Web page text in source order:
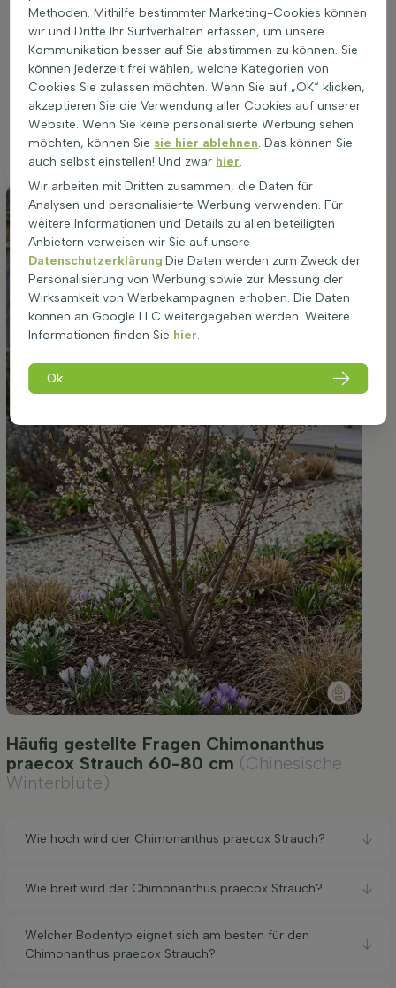
anpassungsfähig und wächst auf verschiedenen Bodenarten,
solange die Drainage gewährleistet ist. Ein geschützter Platz,
der vor starkem Wind schützt, fördert die Gesundheit und
Blütenfülle. Die richtige Standortwahl führt zu einer reicheren
Blüte und gesünderen Pflanzen. Chimonanthus praecox
eignet sich hervorragend für die Bepflanzung in Beeten, als
Gruppenpflanzung oder als Solitär. Die Wahl des richtigen
Standorts ist entscheidend für das Wachstum und die Blüte
dieser Pflanze.
Häufig gestellte Fragen Chimonanthus
praecox Strauch 60-80 cm (Chinesische
Winterblüte)
Wie hoch wird der Chimonanthus praecox Strauch?
Wie breit wird der Chimonanthus praecox Strauch?
Welcher Bodentyp eignet sich am besten für den
Chimonanthus praecox Strauch?
Methoden. Mithilfe bestimmter Marketing-Cookies können
wir und Dritte Ihr Surfverhalten erfassen, um unsere
Kommunikation besser auf Sie abstimmen zu können. Sie
können jederzeit frei wählen, welche Kategorien von
Cookies Sie zulassen möchten. Wenn Sie auf „OK“ klicken,
akzeptieren Sie die Verwendung aller Cookies auf unserer
Website. Wenn Sie keine personalisierte Werbung sehen
möchten, können Sie sie hier ablehnen. Das können Sie
auch selbst einstellen! Und zwar hier.
Wir arbeiten mit Dritten zusammen, die Daten für
Analysen und personalisierte Werbung verwenden. Für
weitere Informationen und Details zu allen beteiligten
Anbietern verweisen wir Sie auf unsere
Datenschutzerklärung.Die Daten werden zum Zweck der
Personalisierung von Werbung sowie zur Messung der
Wirksamkeit von Werbekampagnen erhoben. Die Daten
können an Google LLC weitergegeben werden. Weitere
Informationen finden Sie hier.
Ok